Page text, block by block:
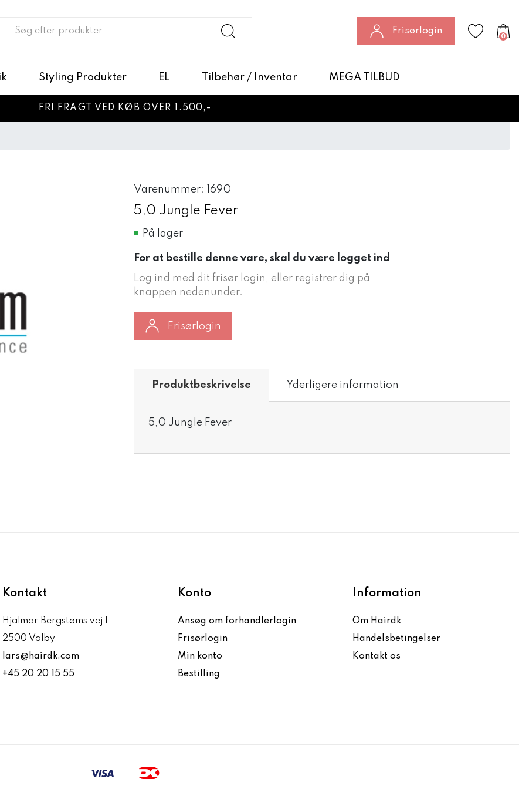
Frisørlogin
0
Styling Produkter EL Tilbehør / Inventar MEGA TILBUD
FRI FRAGT VED KØB OVER 1.500,-
Varenummer: 1690
5,0 Jungle Fever
På lager
For at bestille denne vare, skal du være logget ind
Log ind med dit frisør login, eller registrer dig på
knappen nedenunder.
Frisørlogin
Produktbeskrivelse Yderligere information
5,0 Jungle Fever
Kontakt
Hjalmar Bergstøms vej 1
2500 Valby
lars@hairdk.com
+45 20 20 15 55
Konto
Ansøg om forhandlerlogin
Frisørlogin
Min konto
Bestilling
Information
Om Hairdk
Handelsbetingelser
Kontakt os